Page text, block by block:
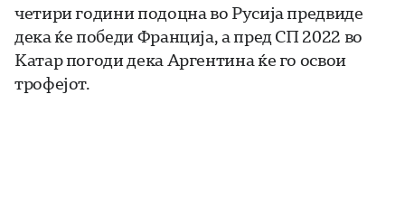
четири години подоцна во Русија предвиде
дека ќе победи Франција, а пред СП 2022 во
Катар погоди дека Аргентина ќе го освои
трофејот.